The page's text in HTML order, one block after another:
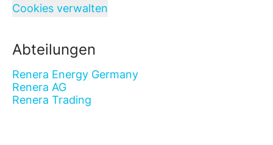
Cookies verwalten
Abteilungen
Renera Energy Germany
Renera AG
Renera Trading